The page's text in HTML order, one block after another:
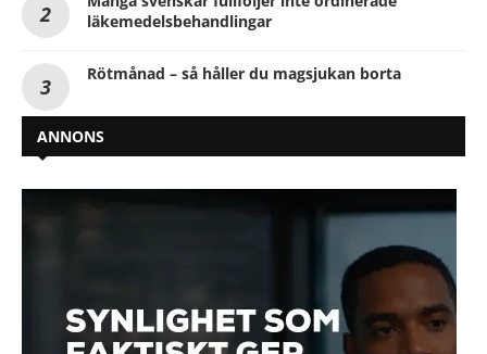
läkemedelsbehandlingar
Rötmånad – så håller du magsjukan borta
ANNONS